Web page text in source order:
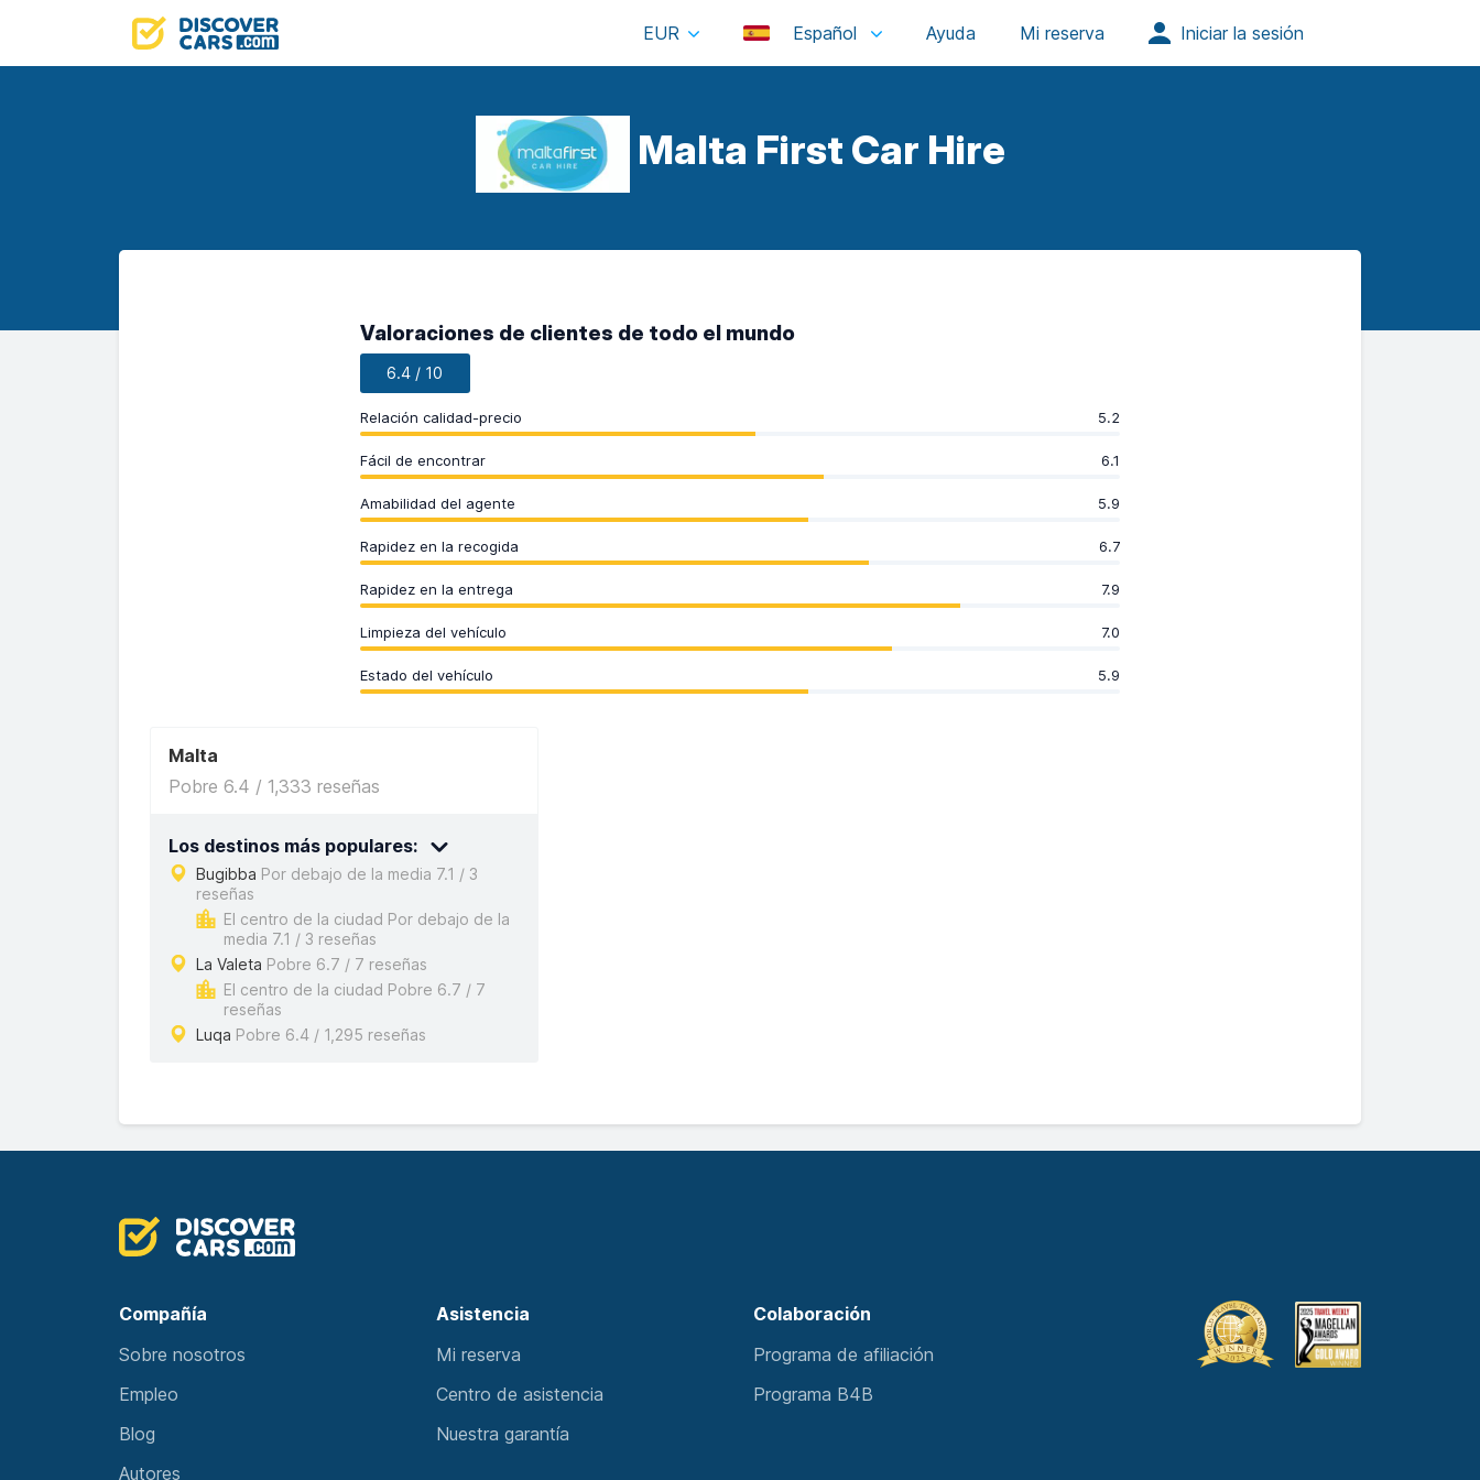
EUR Español
Malta First Car Hire
Valoraciones de clientes de todo el mundo
6.4 / 10
Relación calidad-precio 5.2
Fácil de encontrar 6.1
Amabilidad del agente 5.9
Rapidez en la recogida 6.7
Rapidez en la entrega 7.9
Limpieza del vehículo 7.0
Estado del vehículo 5.9
Malta
Pobre 6.4 / 1,333 reseñas
Los destinos más populares:
Bugibba Por debajo de la media 7.1 / 3
reseñas
El centro de la ciudad Por debajo de la
media 7.1 / 3 reseñas
La Valeta Pobre 6.7 / 7 reseñas
El centro de la ciudad Pobre 6.7 / 7
reseñas
Luqa Pobre 6.4 / 1,295 reseñas
Compañía Asistencia Colaboración